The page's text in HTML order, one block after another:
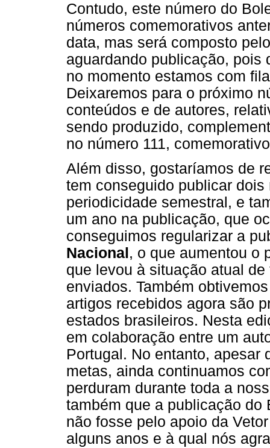
Contudo, este número do
números comemorativos
data, mas será composto
aguardando publicação, pois
no momento estamos com
Deixaremos para o próximo
conteúdos e de autores,
sendo produzido,
no número 111,
Além disso, gostaríamos de
tem conseguido publicar
periodicidade semestral, e
um ano na publicação, que
conseguimos regularizar a
Nacional , o que aumentou o
que levou à situação atual
enviados. Também
artigos recebidos agora são
estados brasileiros. Nesta
em colaboração entre um
Portugal. No entanto, apesar
metas, ainda continuamos
perduram durante toda a
também que a publicação do
não fosse pelo apoio da
alguns anos e à qual nós